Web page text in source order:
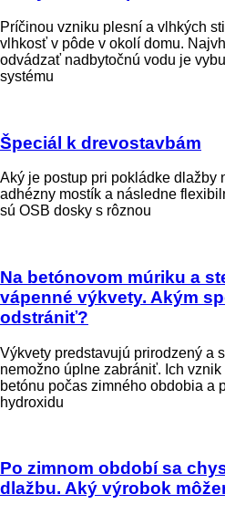
Príčinou vzniku plesní a vlhkých
vlhkosť v pôde v okolí domu.
odvádzať nadbytočnú vodu je
systému
Špeciál k drevostavbám
Aký je postup pri pokládke dlažby
adhézny mostík a následne
sú OSB dosky s rôznou
Na betónovom múriku a
vápenné výkvety. Akým
odstrániť?
Výkvety predstavujú prirodzený a
nemožno úplne zabrániť. Ich
betónu počas zimného obdobia a
hydroxidu
Po zimnom období sa
dlažbu. Aký výrobok